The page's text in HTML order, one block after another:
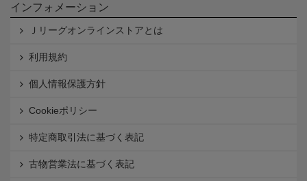
インフォメーション
Ｊリーグオンラインストアとは
利用規約
個人情報保護方針
Cookieポリシー
特定商取引法に基づく表記
古物営業法に基づく表記